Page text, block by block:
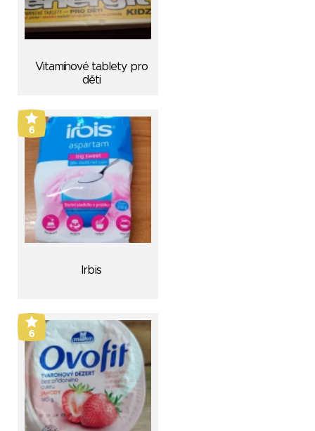
Vitamínové tablety pro
děti
6
Irbis
6